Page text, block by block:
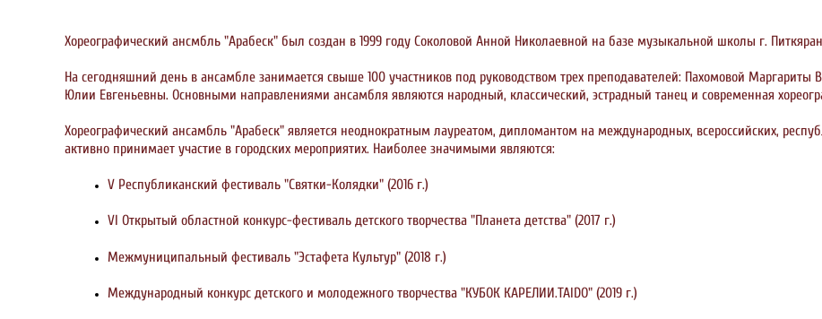
Хореографический ансмбль "Арабеск" был создан в 1999 году Соколовой Анной Николаевной на базе музыкальной школы г.
На сегодняшний день в ансамбле занимается свыше 100 участников под руководством трех преподавателей: Пахомовой
Юлии Евгеньевны. Основными направлениями ансамбля являются народный, классический, эстрадный танец и современная
Хореографический ансамбль "Арабеск" является неоднократным лауреатом, дипломантом на международных, всероссийских,
активно принимает участие в городских мероприятих. Наиболее значимыми являются:
V Республиканский фестиваль "Святки-Колядки" (2016 г.)
VI Открытый областной конкурс-фестиваль детского творчества "Планета детства" (2017 г.)
Межмуниципальный фестиваль "Эстафета Культур" (2018 г.)
Международный конкурс детского и молодежного творчества "КУБОК КАРЕЛИИ.TAIDO" (2019 г.)